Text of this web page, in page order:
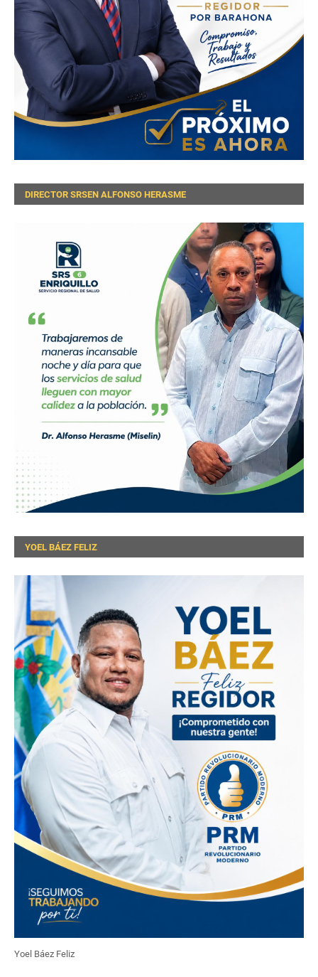
DIRECTOR SRSEN ALFONSO HERASME
YOEL BÁEZ FELIZ
Yoel Báez Feliz